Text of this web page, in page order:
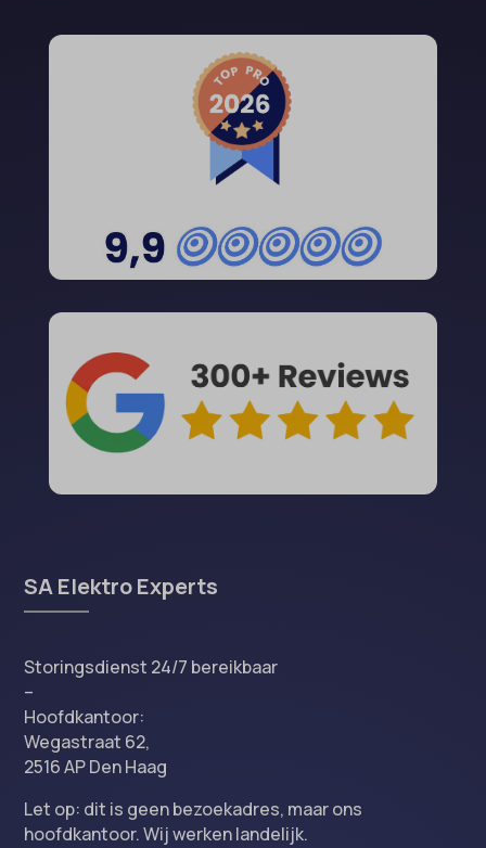
SA Elektro Experts
Storingsdienst 24/7 bereikbaar
–
Hoofdkantoor:
Wegastraat 62,
2516 AP Den Haag
Let op: dit is geen bezoekadres, maar ons
hoofdkantoor. Wij werken landelijk.